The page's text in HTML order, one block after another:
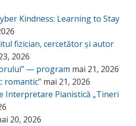
Kindness: Learning to Stay
fizician, cercetător și autor
2026
— program mai 21, 2026
romantic” mai 21, 2026
Interpretare Pianistică „Tineri
20, 2026